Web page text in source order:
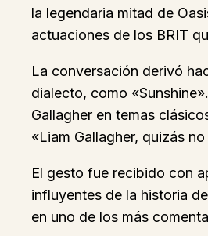
la legendaria mitad de
actuaciones de los BRIT
La conversación derivó
dialecto, como
Gallagher en temas
«Liam Gallagher, quizás
El gesto fue recibido con
influyentes de la historia
en uno de los más